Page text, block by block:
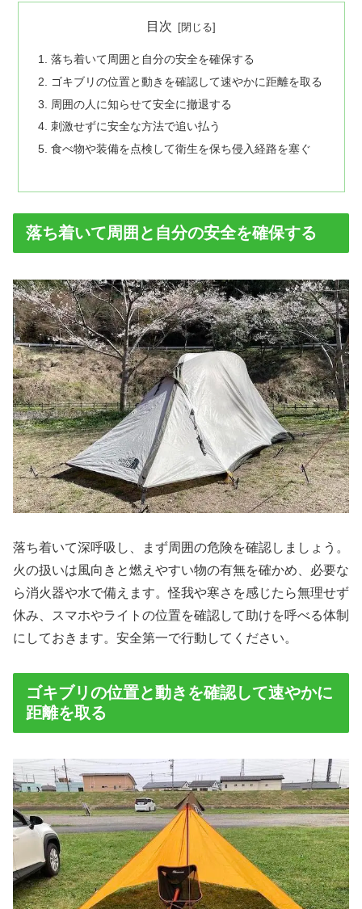
目次
落ち着いて周囲と自分の安全を確保する
ゴキブリの位置と動きを確認して速やかに距離を取る
周囲の人に知らせて安全に撤退する
刺激せずに安全な方法で追い払う
食べ物や装備を点検して衛生を保ち侵入経路を塞ぐ
落ち着いて周囲と自分の安全を確保する
落ち着いて深呼吸し、まず周囲の危険を確認しましょう。
火の扱いは風向きと燃えやすい物の有無を確かめ、必要な
ら消火器や水で備えます。怪我や寒さを感じたら無理せず
休み、スマホやライトの位置を確認して助けを呼べる体制
にしておきます。安全第一で行動してください。
ゴキブリの位置と動きを確認して速やかに
距離を取る